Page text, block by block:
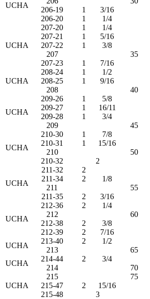
UCHA
206-19
1 3/16
206-20
1 1/4
UCHA
207-20 1
1/4
207-21
1 5/16
207-22
1 3/8
207
35
207-23
1 7/16
UCHA
208-24 1 1/2
208-25
1 9/16
208
40
UCHA
209-26 1
5/8
209-27
1 16/11
209-28
1 3/4
209
45
UCHA
210-30 1
7/8
210-31
1 15/16
210
50
210-32
2
UCHA
211-32
2
211-34
2 1/8
211
55
211-35
2 3/16
UCHA
212-36 2
1/4
212
60
212-38
2 3/8
212-39
2
7/16
UCHA
213-40 2 1/2
213
65
UCHA
214-44 2 3/4
214
70
UCHA
215 75
215-47
2 15/16
215-48
3